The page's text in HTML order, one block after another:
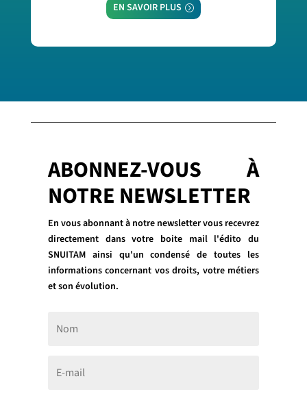
EN SAVOIR PLUS
ABONNEZ-VOUS À
NOTRE NEWSLETTER
En vous abonnant à notre newsletter vous recevrez
directement dans votre boite mail l'édito du
SNUITAM ainsi qu'un condensé de toutes les
informations concernant vos droits, votre métiers
et son évolution.